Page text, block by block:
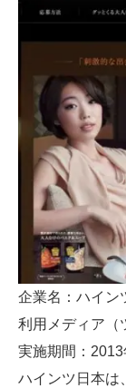
企業名：ハイン
利用メディア（
実施期間：2013
ハインツ日本は